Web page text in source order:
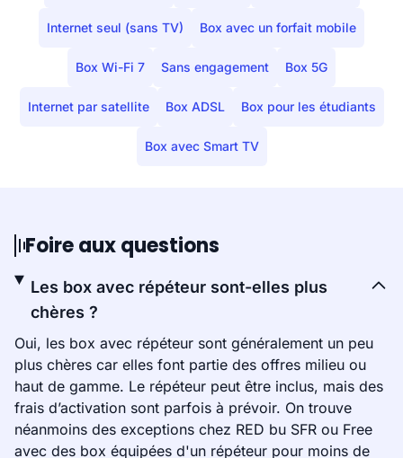
Internet seul (sans TV) Box avec un forfait mobile
Box Wi-Fi 7 Sans engagement Box 5G
Internet par satellite Box ADSL Box pour les étudiants
Box avec Smart TV
Foire aux questions
Les box avec répéteur sont-elles plus
chères ?
Oui, les box avec répéteur sont généralement un peu
plus chères car elles font partie des offres milieu ou
haut de gamme. Le répéteur peut être inclus, mais des
frais d’activation sont parfois à prévoir. On trouve
néanmoins des exceptions chez RED bu SFR ou Free
avec des box équipées d'un répéteur pour moins de